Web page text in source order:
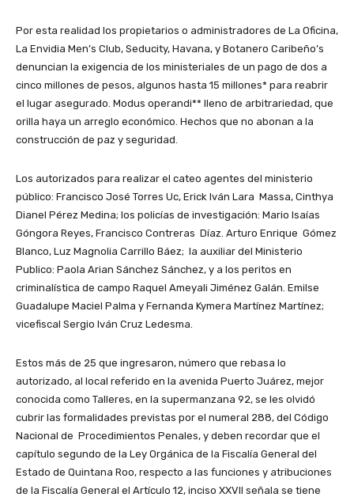
Por esta realidad los propietarios o administradores de La Oficina,
La Envidia Men’s Club, Seducity, Havana, y Botanero Caribeño’s
denuncian la exigencia de los ministeriales de un pago de dos a
cinco millones de pesos, algunos hasta 15 millones* para reabrir
el lugar asegurado. Modus operandi** lleno de arbitrariedad, que
orilla haya un arreglo económico. Hechos que no abonan a la
construcción de paz y seguridad.
Los autorizados para realizar el cateo agentes del ministerio
público: Francisco José Torres Uc, Erick Iván Lara Massa, Cinthya
Dianel Pérez Medina; los policías de investigación: Mario Isaías
Góngora Reyes, Francisco Contreras Díaz. Arturo Enrique Gómez
Blanco, Luz Magnolia Carrillo Báez; la auxiliar del Ministerio
Publico: Paola Arian Sánchez Sánchez, y a los peritos en
criminalística de campo Raquel Ameyali Jiménez Galán. Emilse
Guadalupe Maciel Palma y Fernanda Kymera Martínez Martínez;
vicefiscal Sergio Iván Cruz Ledesma.
Estos más de 25 que ingresaron, número que rebasa lo
autorizado, al local referido en la avenida Puerto Juárez, mejor
conocida como Talleres, en la supermanzana 92, se les olvidó
cubrir las formalidades previstas por el numeral 288, del Código
Nacional de Procedimientos Penales, y deben recordar que el
capítulo segundo de la Ley Orgánica de la Fiscalía General del
Estado de Quintana Roo, respecto a las funciones y atribuciones
de la Fiscalía General el Artículo 12, inciso XXVII señala se tiene